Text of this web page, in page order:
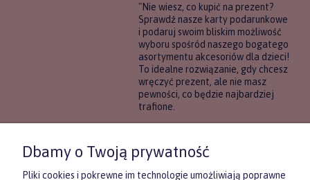
"Nie wiesz, co kupić na prezent?
Sprawdź nasze karty podarunkowe
i podaruj swoim bliskim możliwość
wyboru spośród naszego bogatego
asortymentu akcesoriów dla dzieci!
To idealne rozwiązanie, gdy chcesz
wręczyć prezent, ale nie masz
pewności, co będzie najbardziej
trafione.
DOWIEDZ SIĘ WIĘCEJ
Dbamy o Twoją prywatność
Pliki cookies i pokrewne im technologie umożliwiają poprawne